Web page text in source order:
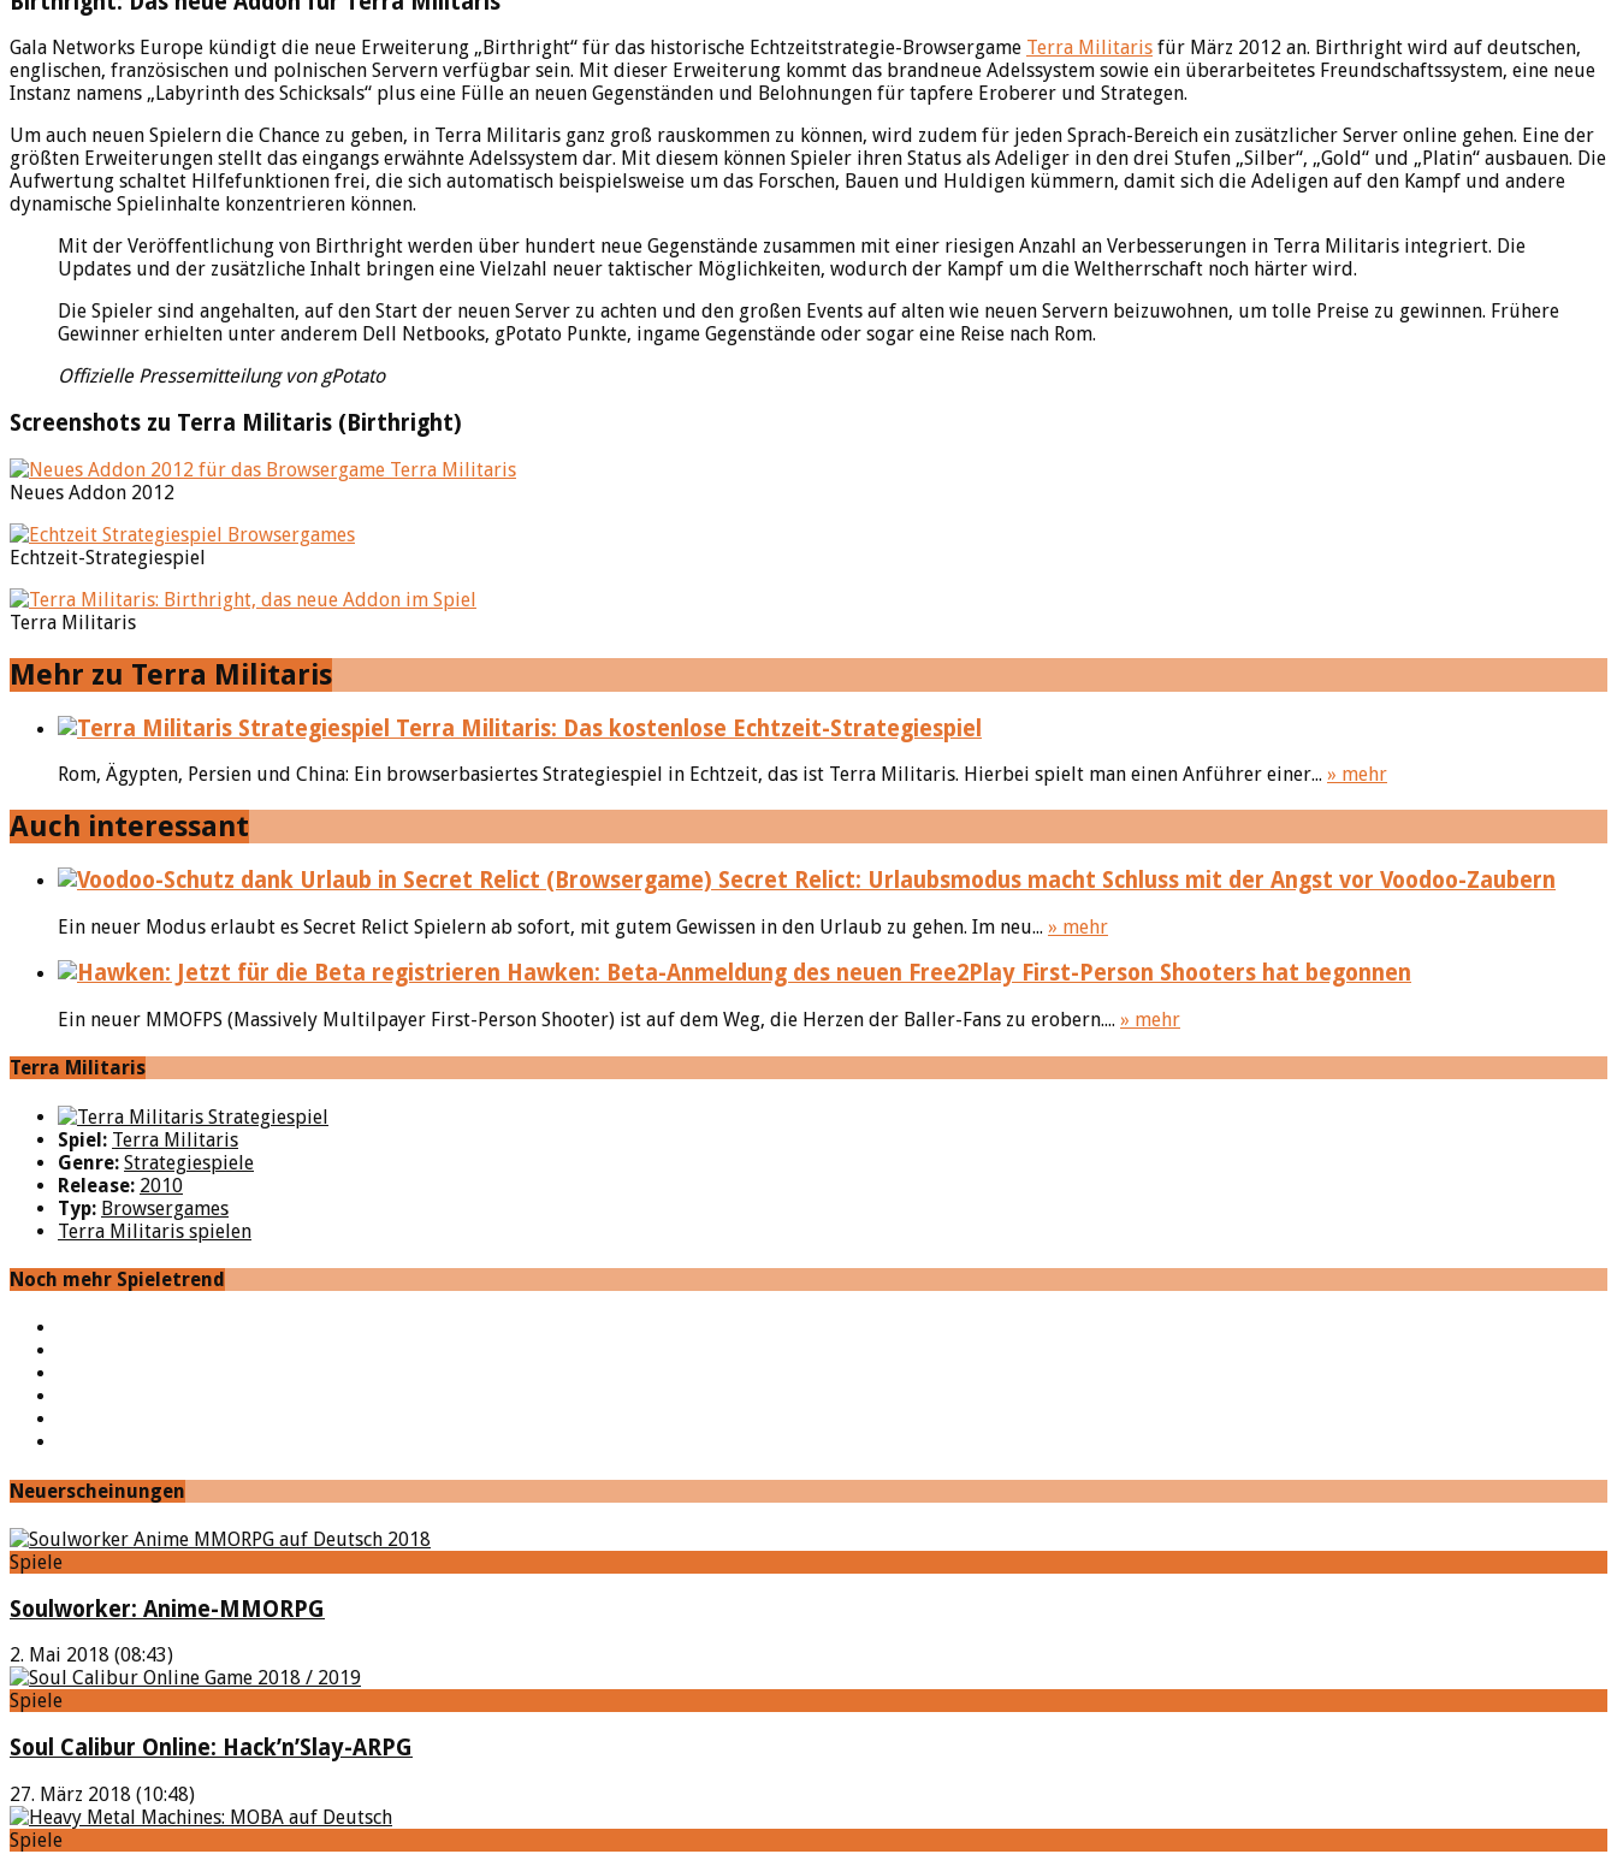
Gala Networks Europe kündigt die neue Erweiterung „Birthright“ für das historische Echtzeitstrategie-Browsergame Terra Militaris für März 2012 an. Birthright wird auf deutschen,
englischen, französischen und polnischen Servern verfügbar sein. Mit dieser Erweiterung kommt das brandneue Adelssystem sowie ein überarbeitetes Freundschaftssystem, eine neue
Instanz namens „Labyrinth des Schicksals“ plus eine Fülle an neuen Gegenständen und Belohnungen für tapfere Eroberer und Strategen.
Um auch neuen Spielern die Chance zu geben, in Terra Militaris ganz groß rauskommen zu können, wird zudem für jeden Sprach-Bereich ein zusätzlicher Server online gehen. Eine der
größten Erweiterungen stellt das eingangs erwähnte Adelssystem dar. Mit diesem können Spieler ihren Status als Adeliger in den drei Stufen „Silber“, „Gold“ und „Platin“ ausbauen. Die
Aufwertung schaltet Hilfefunktionen frei, die sich automatisch beispielsweise um das Forschen, Bauen und Huldigen kümmern, damit sich die Adeligen auf den Kampf und andere
dynamische Spielinhalte konzentrieren können.
Mit der Veröffentlichung von Birthright werden über hundert neue Gegenstände zusammen mit einer riesigen Anzahl an Verbesserungen in Terra Militaris integriert. Die
Updates und der zusätzliche Inhalt bringen eine Vielzahl neuer taktischer Möglichkeiten, wodurch der Kampf um die Weltherrschaft noch härter wird.
Die Spieler sind angehalten, auf den Start der neuen Server zu achten und den großen Events auf alten wie neuen Servern beizuwohnen, um tolle Preise zu gewinnen. Frühere
Gewinner erhielten unter anderem Dell Netbooks, gPotato Punkte, ingame Gegenstände oder sogar eine Reise nach Rom.
Offizielle Pressemitteilung von gPotato
Screenshots zu Terra Militaris (Birthright)
Neues Addon 2012
Echtzeit-Strategiespiel
Terra Militaris
Mehr zu Terra Militaris
Terra Militaris: Das kostenlose Echtzeit-Strategiespiel
Rom, Ägypten, Persien und China: Ein browserbasiertes Strategiespiel in Echtzeit, das ist Terra Militaris. Hierbei spielt man einen Anführer einer... » mehr
Auch interessant
Secret Relict: Urlaubsmodus macht Schluss mit der Angst vor Voodoo-Zaubern
Ein neuer Modus erlaubt es Secret Relict Spielern ab sofort, mit gutem Gewissen in den Urlaub zu gehen. Im neu... » mehr
Hawken: Beta-Anmeldung des neuen Free2Play First-Person Shooters hat begonnen
Ein neuer MMOFPS (Massively Multilpayer First-Person Shooter) ist auf dem Weg, die Herzen der Baller-Fans zu erobern.... » mehr
Terra Militaris
Spiel: Terra Militaris
Genre: Strategiespiele
Release: 2010
Typ: Browsergames
Terra Militaris spielen
Noch mehr Spieletrend
Neuerscheinungen
Spiele
Soulworker: Anime-MMORPG
2. Mai 2018 (08:43)
Spiele
Soul Calibur Online: Hack’n’Slay-ARPG
27. März 2018 (10:48)
Spiele